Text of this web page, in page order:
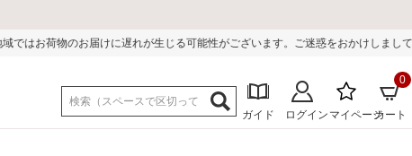
れが生じる可能性がございます。ご迷惑をおかけしまして誠に申し訳ございませ
ガイド ログイン マイページカート
0